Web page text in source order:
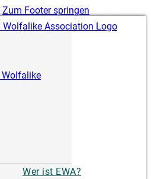
Zum Footer springen
Wer ist EWA?